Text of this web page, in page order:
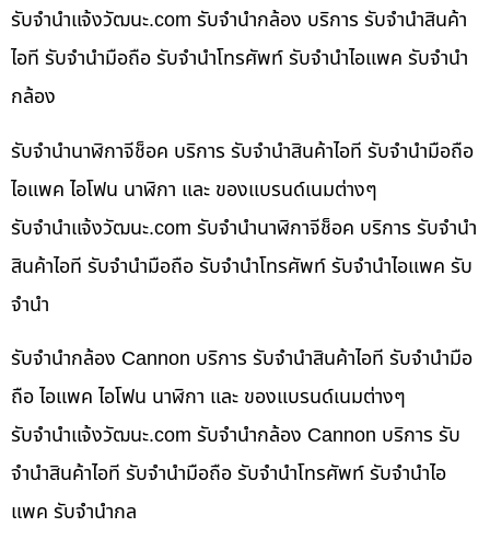
รับจํานําแจ้งวัฒนะ.com รับจำนำกล้อง บริการ รับจำนำสินค้า
ไอที รับจำนำมือถือ รับจำนำโทรศัพท์ รับจำนำไอแพค รับจำนำ
กล้อง
รับจำนำนาฬิกาจีช็อค บริการ รับจำนำสินค้าไอที รับจำนำมือถือ
ไอแพค ไอโฟน นาฬิกา และ ของแบรนด์เนมต่างๆ
รับจํานําแจ้งวัฒนะ.com รับจำนำนาฬิกาจีช็อค บริการ รับจำนำ
สินค้าไอที รับจำนำมือถือ รับจำนำโทรศัพท์ รับจำนำไอแพค รับ
จำนำ
รับจำนำกล้อง Cannon บริการ รับจำนำสินค้าไอที รับจำนำมือ
ถือ ไอแพค ไอโฟน นาฬิกา และ ของแบรนด์เนมต่างๆ
รับจํานําแจ้งวัฒนะ.com รับจำนำกล้อง Cannon บริการ รับ
จำนำสินค้าไอที รับจำนำมือถือ รับจำนำโทรศัพท์ รับจำนำไอ
แพค รับจำนำกล